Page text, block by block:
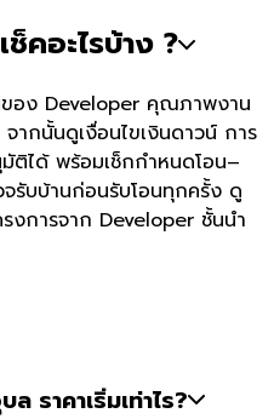
คอะไรบ้าง ?
ของ Developer คุณภาพงาน
ากนั้นดูเงื่อนไขเงินดาวน์ การ
ติได้ พร้อมเช็กกำหนดโอน–
จรับบ้านก่อนรับโอนทุกครั้ง ดู
รงการจาก Developer ชั้นนำ
ราคาเริ่มเท่าไร?